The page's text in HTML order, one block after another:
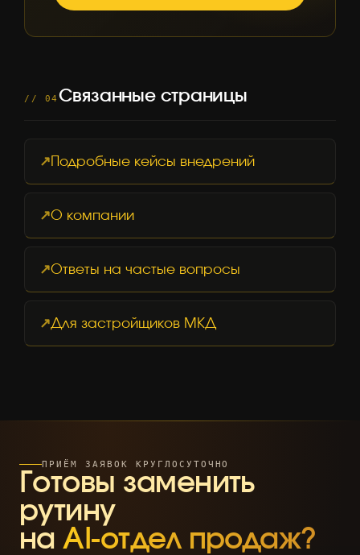
// 04 Связанные страницы
Подробные кейсы внедрений
О компании
Ответы на частые вопросы
Для застройщиков МКД
ПРИЁМ ЗАЯВОК КРУГЛОСУТОЧНО
Готовы заменить
рутину
наAI-отдел продаж?